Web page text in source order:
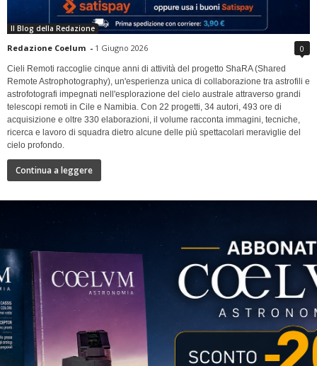
Il Blog della Redazione
Redazione Coelum - 1 Giugno 2026 0
Cieli Remoti raccoglie cinque anni di attività del progetto ShaRA (Shared
Remote Astrophotography), un'esperienza unica di collaborazione tra astrofili e
astrofotografi impegnati nell'esplorazione del cielo australe attraverso grandi
telescopi remoti in Cile e Namibia. Con 22 progetti, 34 autori, 493 ore di
acquisizione e oltre 330 elaborazioni, il volume racconta immagini, tecniche,
ricerca e lavoro di squadra dietro alcune delle più spettacolari meraviglie del
cielo profondo.
Continua a leggere